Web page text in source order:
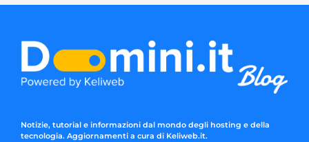
Notizie, tutorial e informazioni dal mondo degli hosting e della
tecnologia. Aggiornamenti a cura di Keliweb.it.